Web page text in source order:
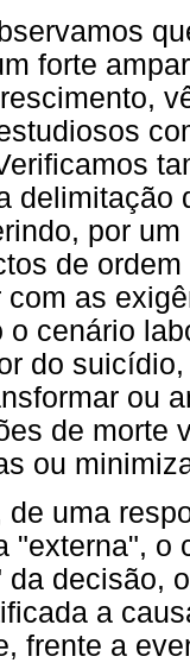
forte
delimitação
por
de
as
o cenário
do
ou
de morte
ou
de uma
"externa", o
da decisão,
a
frente a